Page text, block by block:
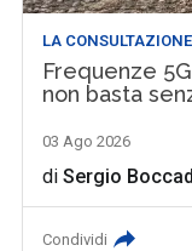
LA CONSULTAZIONE
Frequenze
non basta
03 Ago 2026
diSergio
Condividi